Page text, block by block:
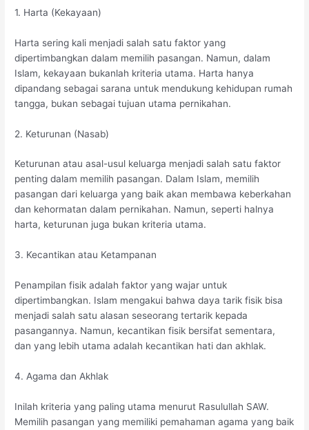
1. Harta (Kekayaan)
Harta sering kali menjadi salah satu faktor yang
dipertimbangkan dalam memilih pasangan. Namun, dalam
Islam, kekayaan bukanlah kriteria utama. Harta hanya
dipandang sebagai sarana untuk mendukung kehidupan rumah
tangga, bukan sebagai tujuan utama pernikahan.
2. Keturunan (Nasab)
Keturunan atau asal-usul keluarga menjadi salah satu faktor
penting dalam memilih pasangan. Dalam Islam, memilih
pasangan dari keluarga yang baik akan membawa keberkahan
dan kehormatan dalam pernikahan. Namun, seperti halnya
harta, keturunan juga bukan kriteria utama.
3. Kecantikan atau Ketampanan
Penampilan fisik adalah faktor yang wajar untuk
dipertimbangkan. Islam mengakui bahwa daya tarik fisik bisa
menjadi salah satu alasan seseorang tertarik kepada
pasangannya. Namun, kecantikan fisik bersifat sementara,
dan yang lebih utama adalah kecantikan hati dan akhlak.
4. Agama dan Akhlak
Inilah kriteria yang paling utama menurut Rasulullah SAW.
Memilih pasangan yang memiliki pemahaman agama yang baik